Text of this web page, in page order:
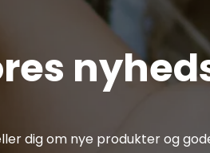
dig om nye produkter og